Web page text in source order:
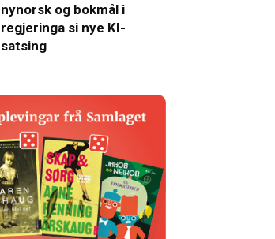
nynorsk og bokmål i
regjeringa si nye KI-
satsing